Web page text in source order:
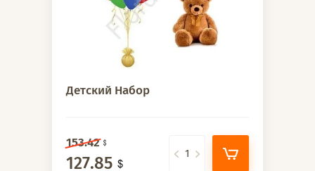
Детский Набор
153.42
127.85